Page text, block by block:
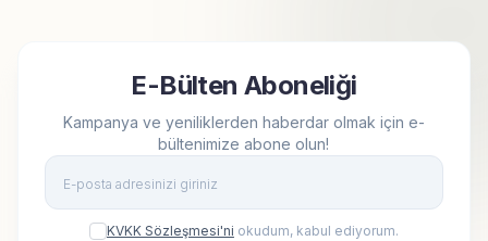
E-Bülten Aboneliği
Kampanya ve yeniliklerden haberdar olmak için e-
bültenimize abone olun!
KVKK Sözleşmesi'ni okudum, kabul ediyorum.